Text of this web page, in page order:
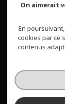
© 2026 |
On aimerait
En
cookies par ce
contenus